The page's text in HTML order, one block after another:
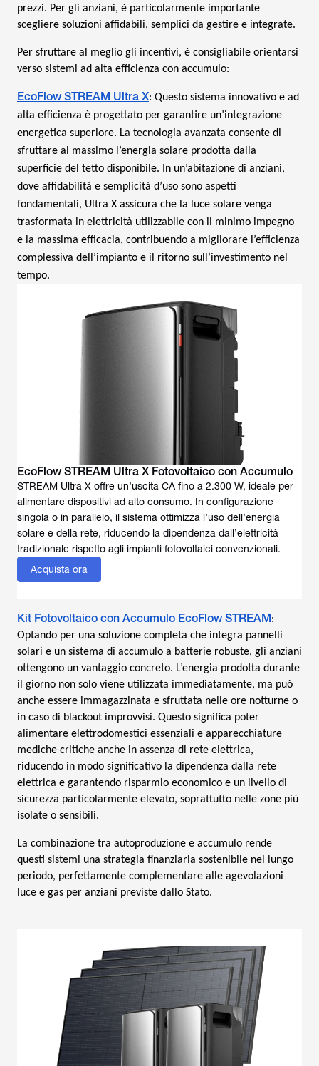
prezzi. Per gli anziani, è particolarmente importante
scegliere soluzioni affidabili, semplici da gestire e integrate.
Per sfruttare al meglio gli incentivi, è consigliabile orientarsi
verso sistemi ad alta efficienza con accumulo:
EcoFlow STREAM Ultra X: Questo sistema innovativo e ad
alta efficienza è progettato per garantire un’integrazione
energetica superiore. La tecnologia avanzata consente di
sfruttare al massimo l’energia solare prodotta dalla
superficie del tetto disponibile. In un’abitazione di anziani,
dove affidabilità e semplicità d’uso sono aspetti
fondamentali, Ultra X assicura che la luce solare venga
trasformata in elettricità utilizzabile con il minimo impegno
e la massima efficacia, contribuendo a migliorare l’efficienza
complessiva dell’impianto e il ritorno sull’investimento nel
tempo.
EcoFlow STREAM Ultra X Fotovoltaico con Accumulo
STREAM Ultra X offre un’uscita CA fino a 2.300 W, ideale per
alimentare dispositivi ad alto consumo. In configurazione
singola o in parallelo, il sistema ottimizza l’uso dell’energia
solare e della rete, riducendo la dipendenza dall’elettricità
Acquista ora
Kit Fotovoltaico con Accumulo EcoFlow STREAM:
Optando per una soluzione completa che integra pannelli
solari e un sistema di accumulo a batterie robuste, gli anziani
ottengono un vantaggio concreto. L’energia prodotta durante
il giorno non solo viene utilizzata immediatamente, ma può
anche essere immagazzinata e sfruttata nelle ore notturne o
in caso di blackout improvvisi. Questo significa poter
alimentare elettrodomestici essenziali e apparecchiature
mediche critiche anche in assenza di rete elettrica,
riducendo in modo significativo la dipendenza dalla rete
elettrica e garantendo risparmio economico e un livello di
sicurezza particolarmente elevato, soprattutto nelle zone più
isolate o sensibili.
La combinazione tra autoproduzione e accumulo rende
questi sistemi una strategia finanziaria sostenibile nel lungo
periodo, perfettamente complementare alle agevolazioni
luce e gas per anziani previste dallo Stato.